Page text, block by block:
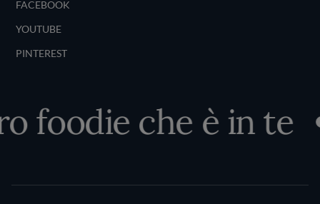
FACEBOOK
YOUTUBE
PINTEREST
foodie che è in te